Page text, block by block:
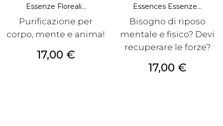
Essenze Floreali...
Purificazione per
corpo, mente e anima!
Prezzo
17,00 €
Essences Essenze...
Bisogno di riposo
mentale e fisico? Devi
recuperare le forze?
Prezzo
17,00 €